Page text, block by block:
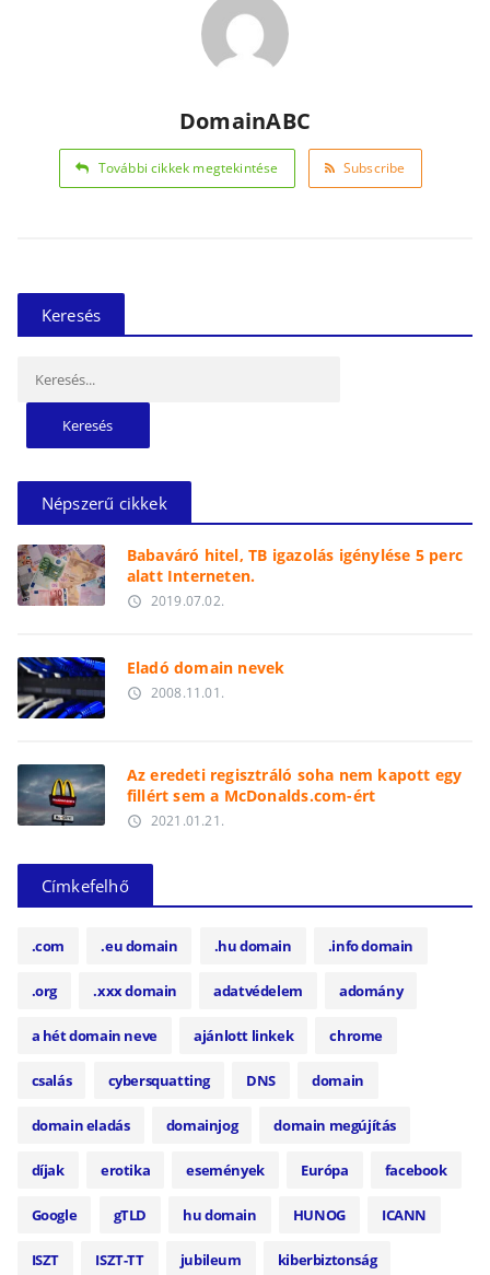
DomainABC
További cikkek megtekintése Subscribe
Keresés
Népszerű cikkek
Babaváró hitel, TB igazolás igénylése 5 perc
alatt Interneten.
access_time 2019.07.02.
Eladó domain nevek
access_time 2008.11.01.
Az eredeti regisztráló soha nem kapott egy
fillért sem a McDonalds.com-ért
access_time 2021.01.21.
Címkefelhő
.com .eu domain .hu domain .info domain
.org .xxx domain adatvédelem adomány
a hét domain neve ajánlott linkek chrome
csalás cybersquatting DNS domain
domain eladás domainjog domain megújítás
díjak erotika események Európa facebook
Google gTLD hu domain HUNOG ICANN
ISZT ISZT-TT jubileum kiberbiztonság